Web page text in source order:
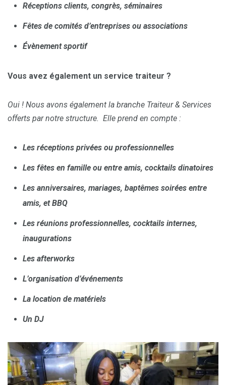
Réceptions clients, congrès, séminaires
Fêtes de comités d’entreprises ou associations
Évènement sportif
Vous avez également un service traiteur ?
Oui ! Nous avons également la branche Traiteur & Services
offerts par notre structure. Elle prend en compte :
Les réceptions privées ou professionnelles
Les fêtes en famille ou entre amis, cocktails dinatoires
Les anniversaires, mariages, baptêmes soirées entre
amis, et BBQ
Les réunions professionnelles, cocktails internes,
inaugurations
Les afterworks
L’organisation d’événements
La location de matériels
Un DJ